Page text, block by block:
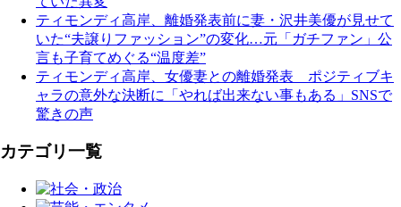
ティモンディ高岸、離婚発表前に妻・沢井美優が見せて
いた“夫譲りファッション”の変化…元「ガチファン」公
言も子育てめぐる“温度差”
ティモンディ高岸、女優妻との離婚発表 ポジティブキ
ャラの意外な決断に「やれば出来ない事もある」SNSで
驚きの声
カテゴリ一覧